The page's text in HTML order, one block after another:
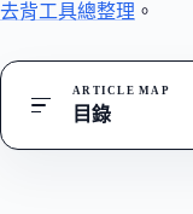
去背工具總整理 。
ARTICLE MAP
目錄